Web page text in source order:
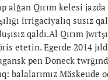
alğan Qırım kelesi jazda
irrigaciyalıq susız
qaldı.Al Qırım
etetin. Egerde 2014
pen Doneck
balalarımız Mäskeude